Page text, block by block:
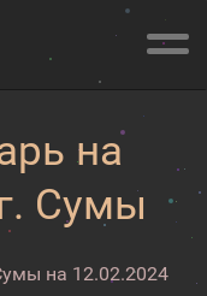
на
Сумы
на 12.02.2024